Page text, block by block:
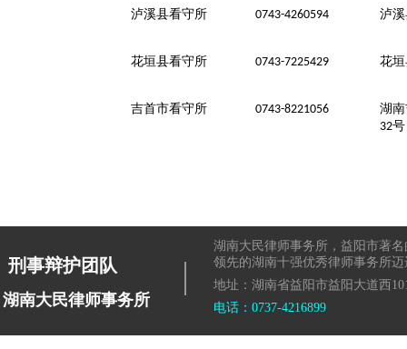
泸溪县看守所 0743-4260594 泸
花垣县看守所 0743-7225429 花
吉首市看守所 0743-8221056
湖
32号
刑事辩护团队
湖南大民律师事务所
|
湖南大民律师事务所，益阳市著
领先的湖南十强优秀律师事务所迈
地址：湖南省益阳市益阳大道西
电话：0737-4216899